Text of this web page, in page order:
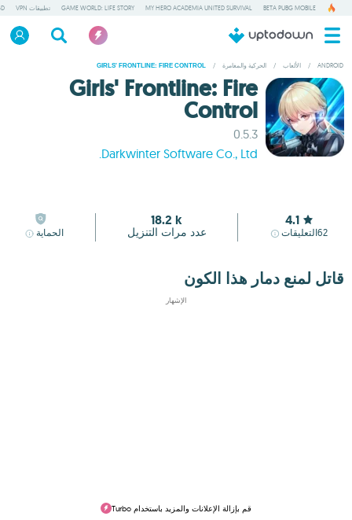
BETA PUBG MOBILE
MY HERO ACADEMIA UNITED SURVIVAL
GAME WORLD: LIFE STORY تطبيقات VPN
ANDROID
/ الألعاب / الحركية والمغامرة /
GIRLS' FRONTLINE: FIRE CONTROL
Girls' Frontline: Fire
Control
0.5.3
Darkwinter Software Co., Ltd.
4.1
62التعليقات
18.2 k
عدد مرات التنزيل الحماية
قاتل لمنع دمار هذا الكون
الإشهار
قم بإزالة الإعلانات والمزيد باستخدام Turbo